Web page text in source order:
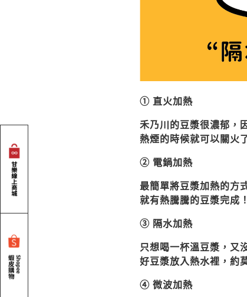
① 直火加熱
禾乃川的豆漿很濃郁，
熱煙的時候就可以關火
② 電鍋加熱
最簡單將豆漿加熱的方
就有熱騰騰的豆漿完成！
③ 隔水加熱
只想喝一杯溫豆漿，又
好豆漿放入熱水裡，約
④ 微波加熱